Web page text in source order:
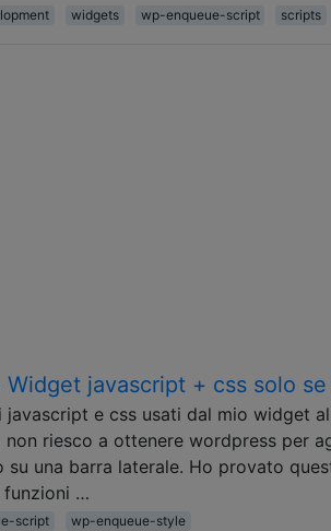
widgets wp-enqueue-script scripts
javascript + css solo
javascript e css usati dal mio widget
non riesco a ottenere wordpress per
una barra laterale. Ho provato
funzioni …
script wp-enqueue-style